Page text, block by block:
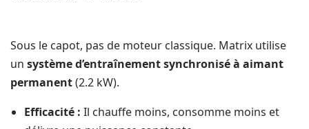
Sous le capot, pas de moteur classique. Matrix utilise
unsystème d’entraînement synchronisé à aimant
permanent(2.2 kW).
Efficacité : Il chauffe moins, consomme moins et